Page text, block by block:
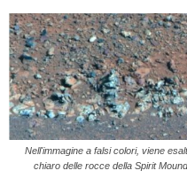
Nell'immagine a falsi colori, viene
chiaro delle rocce della Spirit